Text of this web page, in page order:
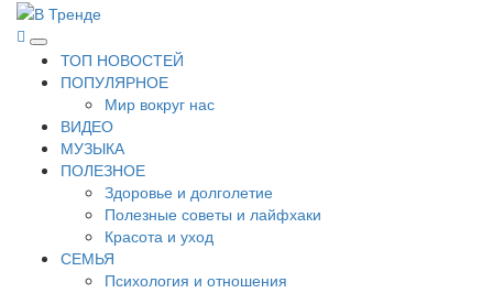
Перейти
содержимому
В Тренде
Самые свежие новости интернета
Основное
меню
ТОП НОВОСТЕЙ
ПОПУЛЯРНОЕ
Мир вокруг нас
ВИДЕО
МУЗЫКА
ПОЛЕЗНОЕ
Здоровье и долголетие
Полезные советы и лайфхаки
Красота и уход
СЕМЬЯ
Психология и отношения